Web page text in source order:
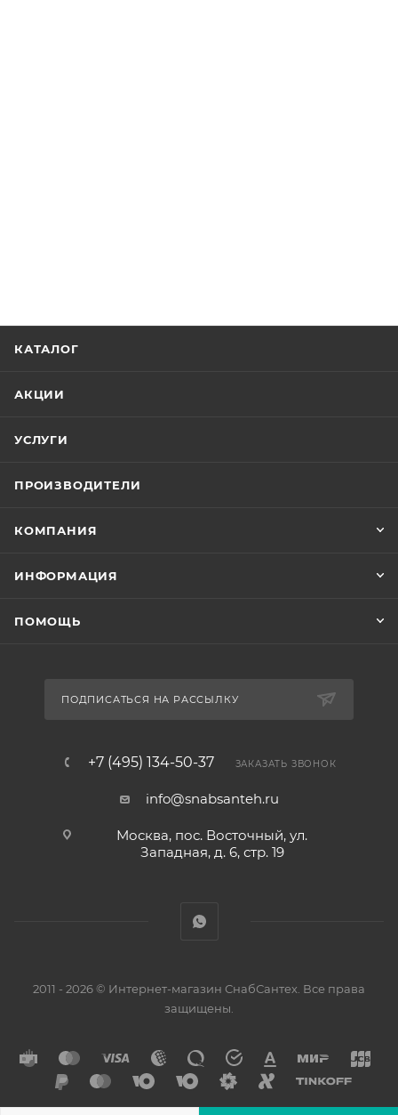
КАТАЛОГ
АКЦИИ
УСЛУГИ
ПРОИЗВОДИТЕЛИ
КОМПАНИЯ
ИНФОРМАЦИЯ
ПОМОЩЬ
ПОДПИСАТЬСЯ НА РАССЫЛКУ
+7 (495) 134-50-37 ЗАКАЗАТЬ ЗВОНОК
info@snabsanteh.ru
Москва, пос. Восточный, ул.
Западная, д. 6, стр. 19
2011 - 2026 © Интернет-магазин СнабСантех. Все права
защищены.